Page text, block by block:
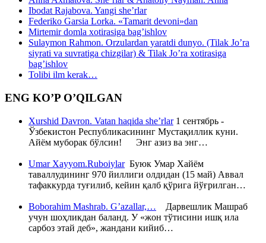
Ibodat Rajabova. Yangi she’rlar
Federiko Garsia Lorka. «Tamarit devoni»dan
Mirtemir domla xotirasiga bag’ishlov
Sulaymon Rahmon. Orzulardan yaratdi dunyo. (Tilak Jo’ra
siyrati va suvratiga chizgilar) & Tilak Jo’ra xotirasiga
bag’ishlov
Tolibi ilm kerak…
ENG KO’P O’QILGAN
Xurshid Davron. Vatan haqida she’rlar1 сентябрь -
Ўзбекистон Республикасининг Мустақиллик куни.
Айём муборак бўлсин! Энг азиз ва энг…
Umar Xayyom.RuboiylarБуюк Умар Хайём
таваллудининг 970 йиллиги олдидан (15 май) Аввал
тафаккурда туғилиб, кейин қалб қўрига йўғрилган…
Boborahim Mashrab. G’azallar,… Дарвешлик Машраб
учун шоҳликдан баланд. У «жон тўтисини ишқ ила
сарбоз этай деб», жандани кийиб…